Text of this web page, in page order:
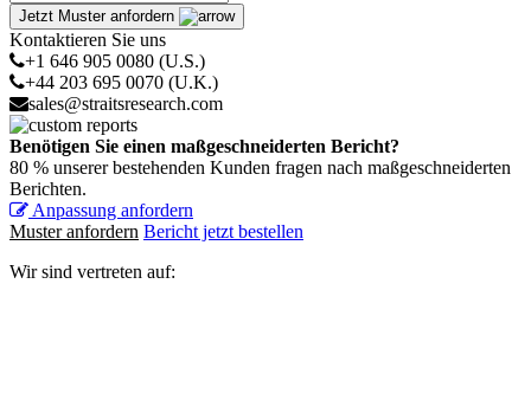
Jetzt Muster anfordern
Kontaktieren Sie uns
+1 646 905 0080 (U.S.)
+44 203 695 0070 (U.K.)
sales@straitsresearch.com
Benötigen Sie einen maßgeschneiderten Bericht?
80 % unserer bestehenden Kunden fragen nach maßgeschneiderten
Berichten.
Anpassung anfordern
Muster anfordern Bericht jetzt bestellen
Wir sind vertreten auf: